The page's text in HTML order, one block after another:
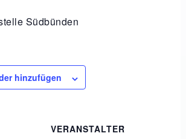
Südbünden
hinzufügen
VERANSTALTER